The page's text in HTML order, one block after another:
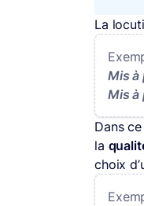
La
Mis à
Mis à
Dans
la
choix